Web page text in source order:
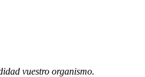
vuestro organismo.